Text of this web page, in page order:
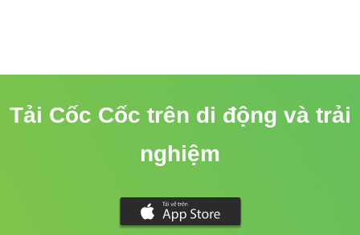
Tải Cốc Cốc trên di động và trải
nghiệm